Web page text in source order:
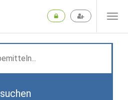
suchen